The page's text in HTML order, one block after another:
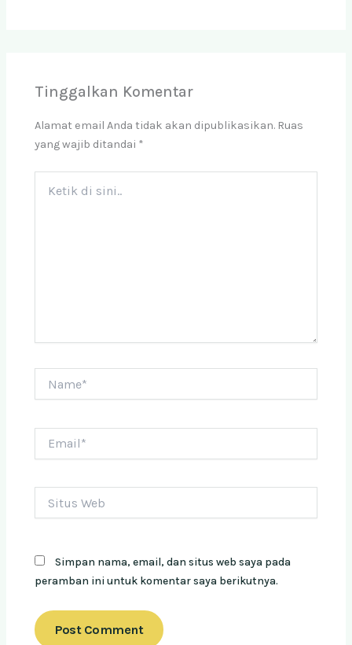
Tinggalkan Komentar
Alamat email Anda tidak akan dipublikasikan. Ruas
yang wajib ditandai *
Web
Simpan nama, email, dan situs web saya pada
peramban ini untuk komentar saya berikutnya.